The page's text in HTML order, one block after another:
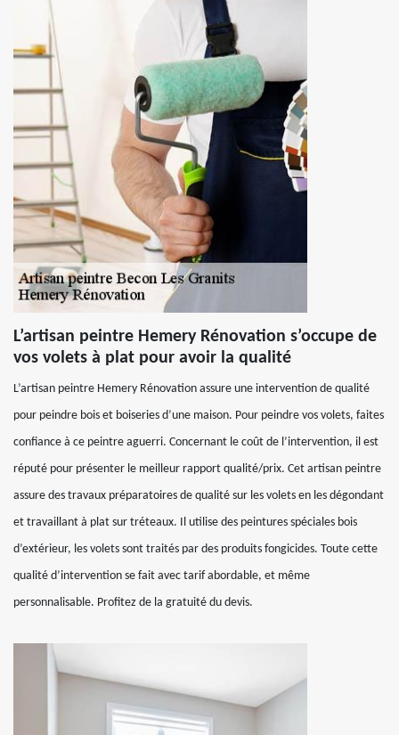
L’artisan peintre Hemery Rénovation s’occupe de
vos volets à plat pour avoir la qualité
L’artisan peintre Hemery Rénovation assure une intervention de qualité
pour peindre bois et boiseries d’une maison. Pour peindre vos volets, faites
confiance à ce peintre aguerri. Concernant le coût de l’intervention, il est
réputé pour présenter le meilleur rapport qualité/prix. Cet artisan peintre
assure des travaux préparatoires de qualité sur les volets en les dégondant
et travaillant à plat sur tréteaux. Il utilise des peintures spéciales bois
d’extérieur, les volets sont traités par des produits fongicides. Toute cette
qualité d’intervention se fait avec tarif abordable, et même
personnalisable. Profitez de la gratuité du devis.